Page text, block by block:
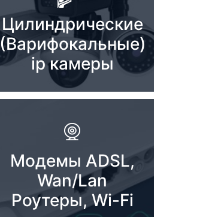
Цилиндрические
(Варифокальные)
ip камеры
Модемы ADSL,
Wan/Lan
Роутеры, Wi-Fi